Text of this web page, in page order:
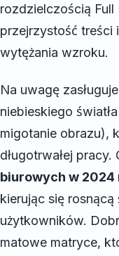
rozdzielczością
przejrzystość treści
wytężania wzroku.
Na uwagę
niebieskiego
migotanie obrazu),
długotrwałej pracy.
biurowych w 2024
kierując się
użytkowników.
matowe matryce,